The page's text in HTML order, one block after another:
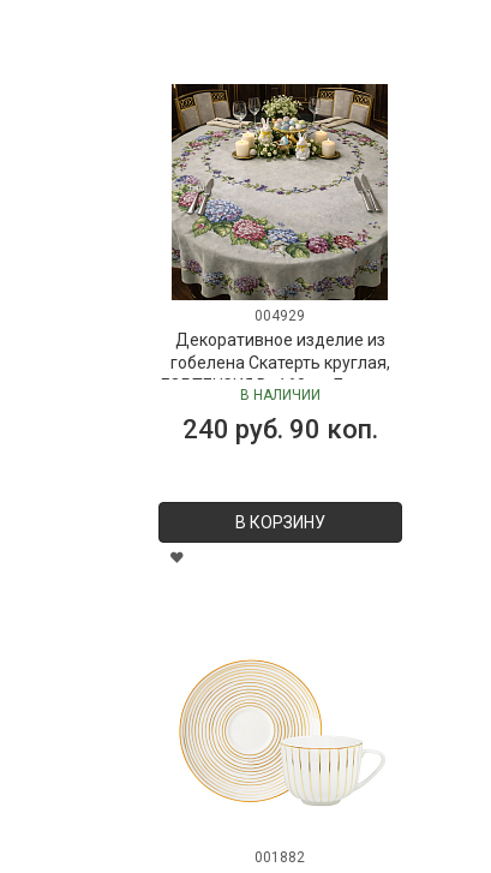
004929
Декоративное изделие из
гобелена Скатерть круглая,
ГОРТЕНЗИЯ D=160 см Бельгия
В НАЛИЧИИ
240 руб. 90 коп.
В КОРЗИНУ
001882